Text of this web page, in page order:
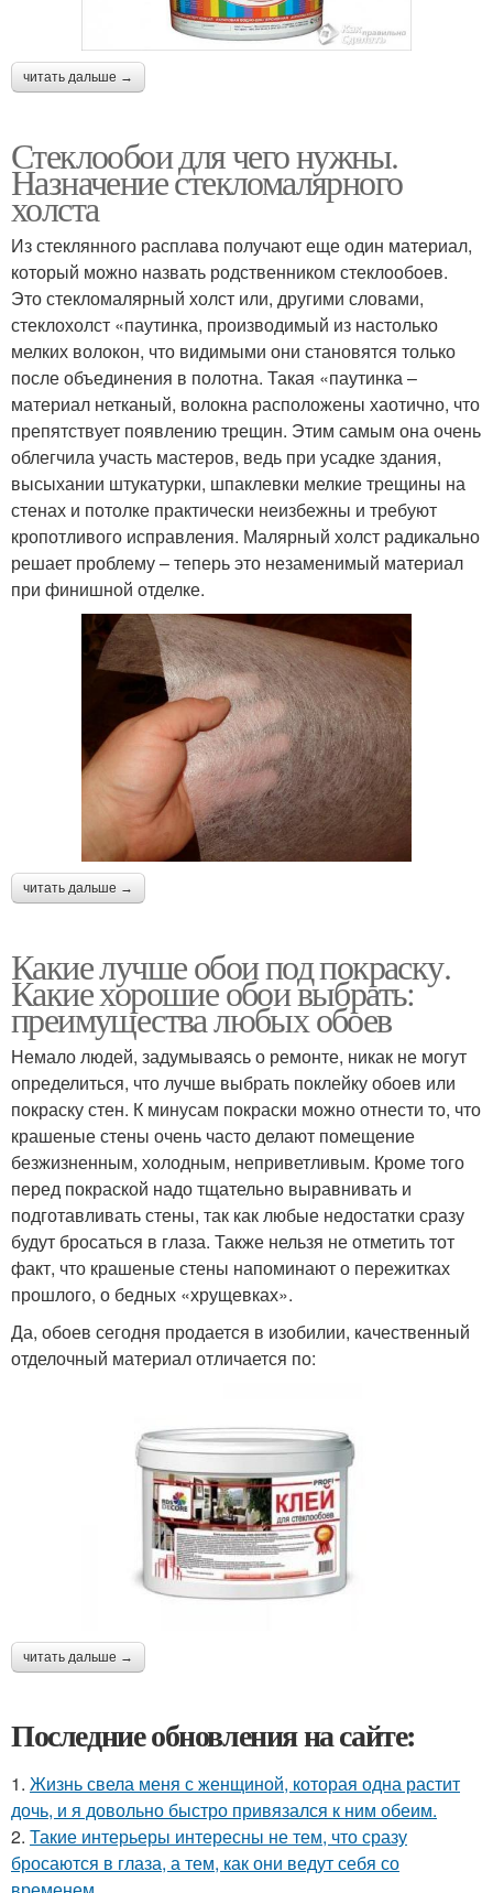
читать дальше →
Стеклообои для чего нужны.
Назначение стекломалярного
холста
Из стеклянного расплава получают еще один материал,
который можно назвать родственником стеклообоев.
Это стекломалярный холст или, другими словами,
стеклохолст «паутинка, производимый из настолько
мелких волокон, что видимыми они становятся только
после объединения в полотна. Такая «паутинка –
материал нетканый, волокна расположены хаотично, что
препятствует появлению трещин. Этим самым она очень
облегчила участь мастеров, ведь при усадке здания,
высыхании штукатурки, шпаклевки мелкие трещины на
стенах и потолке практически неизбежны и требуют
кропотливого исправления. Малярный холст радикально
решает проблему – теперь это незаменимый материал
при финишной отделке.
читать дальше →
Какие лучше обои под покраску.
Какие хорошие обои выбрать:
преимущества любых обоев
Немало людей, задумываясь о ремонте, никак не могут
определиться, что лучше выбрать поклейку обоев или
покраску стен. К минусам покраски можно отнести то, что
крашеные стены очень часто делают помещение
безжизненным, холодным, неприветливым. Кроме того
перед покраской надо тщательно выравнивать и
подготавливать стены, так как любые недостатки сразу
будут бросаться в глаза. Также нельзя не отметить тот
факт, что крашеные стены напоминают о пережитках
прошлого, о бедных «хрущевках».
Да, обоев сегодня продается в изобилии, качественный
отделочный материал отличается по:
читать дальше →
Последние обновления на сайте:
1. Жизнь свела меня с женщиной, которая одна растит
дочь, и я довольно быстро привязался к ним обеим.
2. Такие интерьеры интересны не тем, что сразу
бросаются в глаза, а тем, как они ведут себя со